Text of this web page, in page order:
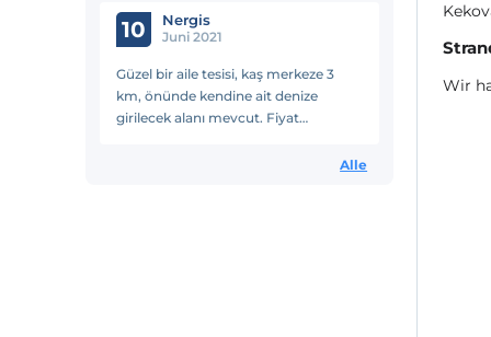
10 Nergi̇s
Juni 2021
Güzel bir aile tesisi, kaş merkeze 3
km, önünde kendine ait denize
girilecek alanı mevcut. Fiyat
Alle
Wir